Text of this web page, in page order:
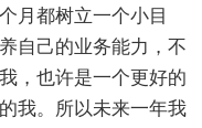
月都树立一个小目
自己的业务能力，不
，也许是一个更好的
我。所以未来一年我